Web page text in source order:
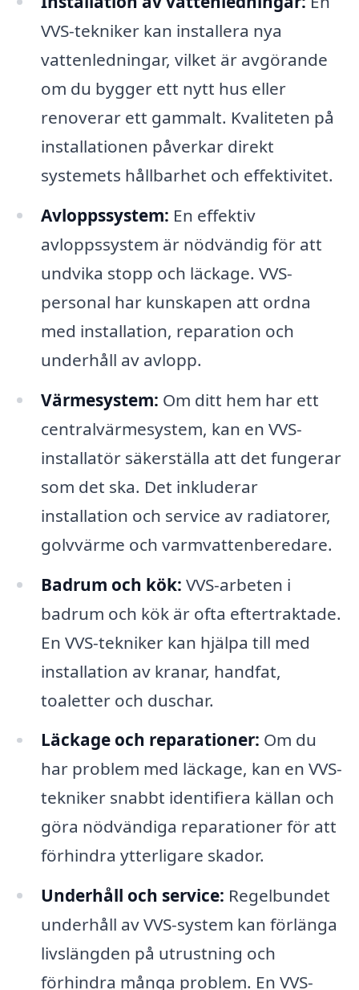
VVS-tekniker kan installera nya
vattenledningar, vilket är avgörande
om du bygger ett nytt hus eller
renoverar ett gammalt. Kvaliteten på
installationen påverkar direkt
systemets hållbarhet och effektivitet.
Avloppssystem: En effektiv
avloppssystem är nödvändig för att
undvika stopp och läckage. VVS-
personal har kunskapen att ordna
med installation, reparation och
underhåll av avlopp.
Värmesystem: Om ditt hem har ett
centralvärmesystem, kan en VVS-
installatör säkerställa att det fungerar
som det ska. Det inkluderar
installation och service av radiatorer,
golvvärme och varmvattenberedare.
Badrum och kök: VVS-arbeten i
badrum och kök är ofta eftertraktade.
En VVS-tekniker kan hjälpa till med
installation av kranar, handfat,
toaletter och duschar.
Läckage och reparationer: Om du
har problem med läckage, kan en VVS-
tekniker snabbt identifiera källan och
göra nödvändiga reparationer för att
förhindra ytterligare skador.
Underhåll och service: Regelbundet
underhåll av VVS-system kan förlänga
livslängden på utrustning och
förhindra många problem. En VVS-